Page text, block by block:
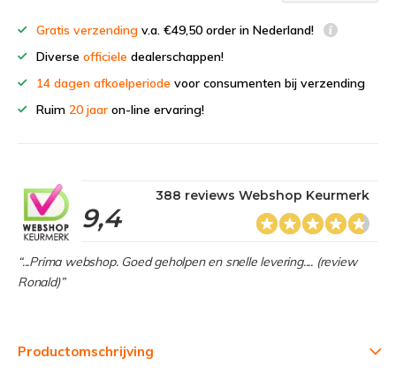
Gratis verzending v.a. €49,50 order in Nederland!
Diverse officiele dealerschappen!
14 dagen afkoelperiode voor consumenten bij verzending
Ruim 20 jaar on-line ervaring!
9,4
388 reviews Webshop Keurmerk
“...Prima webshop. Goed geholpen en snelle levering.... (review
Ronald)”
Productomschrijving